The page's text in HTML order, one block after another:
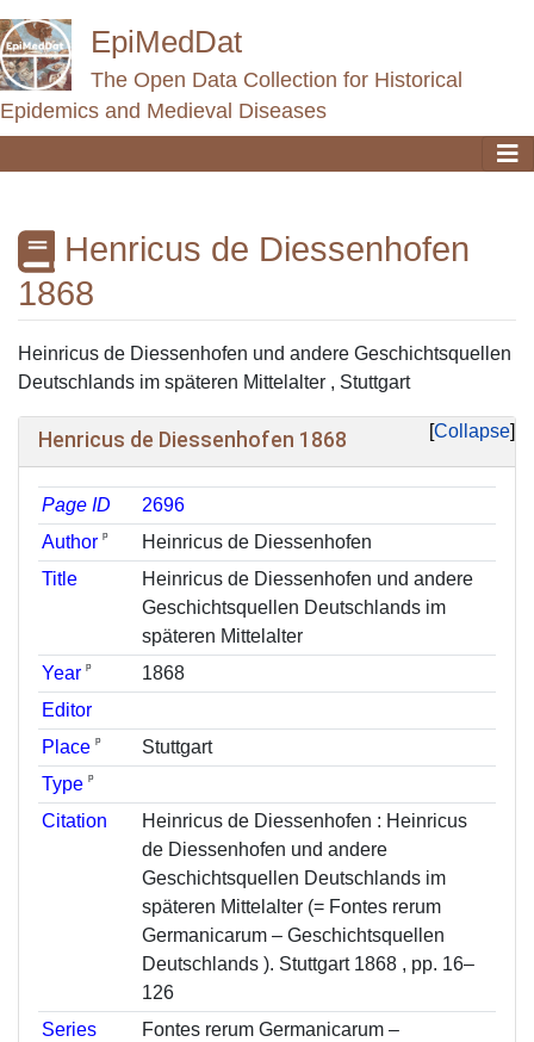
EpiMedDat
The Open Data Collection for Historical
Epidemics and Medieval Diseases
Henricus de Diessenhofen
1868
Jump to:navigation,search
Heinricus de Diessenhofen und andere Geschichtsquellen
Deutschlands im späteren Mittelalter , Stuttgart
Collapse
Henricus de Diessenhofen 1868
Page ID
2696
Author ᵖ
Heinricus de Diessenhofen
Title
Heinricus de Diessenhofen und andere
Geschichtsquellen Deutschlands im
späteren Mittelalter
Year ᵖ
1868
Editor
Place ᵖ
Stuttgart
Type ᵖ
Citation
Heinricus de Diessenhofen : Heinricus
de Diessenhofen und andere
Geschichtsquellen Deutschlands im
späteren Mittelalter (= Fontes rerum
Germanicarum – Geschichtsquellen
Deutschlands ). Stuttgart 1868 , pp. 16–
126
Series
Fontes rerum Germanicarum –